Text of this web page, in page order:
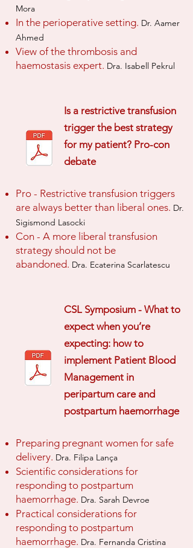
Mora
In the perioperative setting. Dr. Aamer
Ahmed
View of the thrombosis and
haemostasis expert. Dra. Isabell Pekrul
Is a restrictive transfusion
trigger the best strategy
for my patient? Pro-con
debate
Pro - Restrictive transfusion triggers
are always better than liberal ones. Dr.
Sigismond Lasocki
Con - A more liberal transfusion
strategy should not be
abandoned. Dra. Ecaterina Scarlatescu
CSL Symposium - What to
expect when you’re
expecting: how to
implement Patient Blood
Management in
peripartum care and
postpartum haemorrhage
Preparing pregnant women for safe
delivery. Dra. Filipa Lança
Scientific considerations for
responding to postpartum
haemorrhage. Dra. Sarah Devroe
Practical considerations for
responding to postpartum
haemorrhage. Dra. Fernanda Cristina